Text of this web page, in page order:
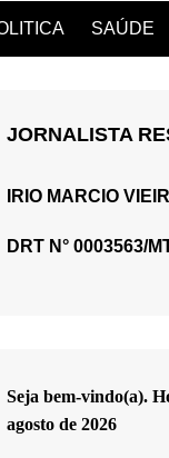
SAÚDE
JORNALISTA
IRIO MARCIO
DRT N° 0003563/
Seja bem-vindo(a).
agosto de 2026